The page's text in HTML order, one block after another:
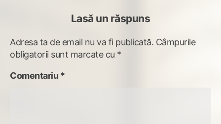
Lasă un răspuns
Adresa ta de email nu va fi publicată. Câmpurile
obligatorii sunt marcate cu *
Comentariu *